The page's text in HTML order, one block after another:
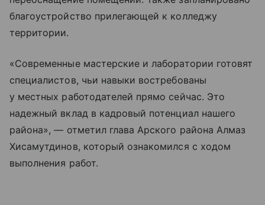
благоустройство прилегающей к колледжу
территории.
«Современные мастерские и лаборатории готовят
специалистов, чьи навыки востребованы
у местных работодателей прямо сейчас. Это
надежный вклад в кадровый потенциал нашего
района», — отметил глава Арского района Алмаз
Хисамутдинов, который ознакомился с ходом
выполнения работ.